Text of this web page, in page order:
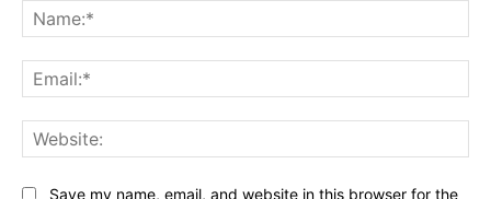
Save my name, email, and website in this browser for the